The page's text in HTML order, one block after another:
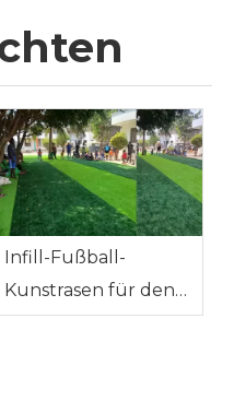
Infill-Fußball-
Kunstrasen für den